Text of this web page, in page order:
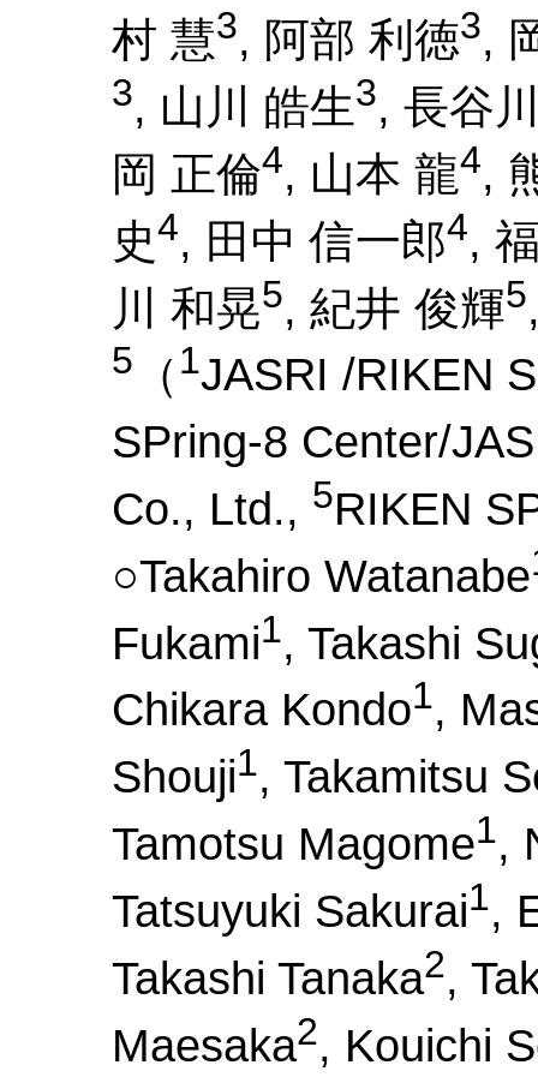
村 慧3, 阿部 利徳3,
3, 山川 皓生3, 長谷
岡 正倫4, 山本 龍4,
史4, 田中 信一郎4,
川 和晃5, 紀井 俊輝5
5 （ 1JASRI /RIKEN
SPring-8 Center/
Co., Ltd., 5RIKEN
○Takahiro Watanabe
Fukami1, Takashi
Chikara Kondo1,
Shouji1, Takamitsu
Tamotsu Magome1,
Tatsuyuki Sakurai1,
Takashi Tanaka2,
Maesaka2, Kouichi